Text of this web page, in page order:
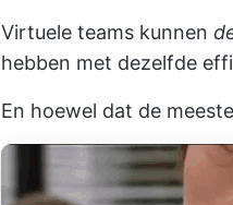
Virtuele teams kunnen
hebben met dezelfde
En hoewel dat de